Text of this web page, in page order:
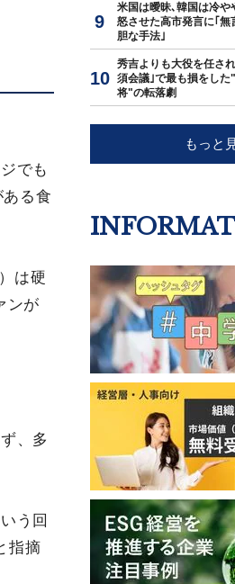
でも
る食
は硬
ンが
、多
う回
指摘
米国は曖昧､韓国は冷
怒させた高市発言に｢無
胆な手法｣
秀吉よりも大役を任さ
須会議｣で最も損をし
将"の転落劇
もっと